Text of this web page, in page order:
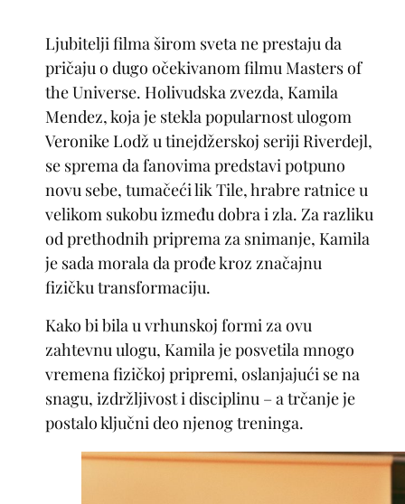
Ljubitelji filma širom sveta ne prestaju da
pričaju o dugo očekivanom filmu Masters of
the Universe. Holivudska zvezda, Kamila
Mendez, koja je stekla popularnost ulogom
Veronike Lodž u tinejdžerskoj seriji Riverdejl,
se sprema da fanovima predstavi potpuno
novu sebe, tumačeći lik Tile, hrabre ratnice u
velikom sukobu između dobra i zla. Za razliku
od prethodnih priprema za snimanje, Kamila
je sada morala da prođe kroz značajnu
fizičku transformaciju.
Kako bi bila u vrhunskoj formi za ovu
zahtevnu ulogu, Kamila je posvetila mnogo
vremena fizičkoj pripremi, oslanjajući se na
snagu, izdržljivost i disciplinu – a trčanje je
postalo ključni deo njenog treninga.